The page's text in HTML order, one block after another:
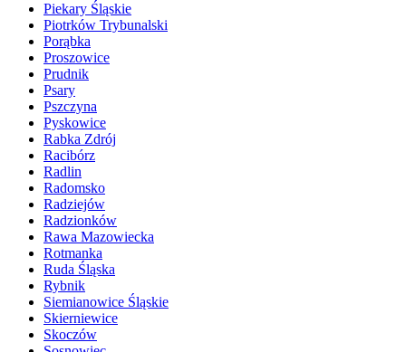
Piekary Śląskie
Piotrków Trybunalski
Porąbka
Proszowice
Prudnik
Psary
Pszczyna
Pyskowice
Rabka Zdrój
Racibórz
Radlin
Radomsko
Radziejów
Radzionków
Rawa Mazowiecka
Rotmanka
Ruda Śląska
Rybnik
Siemianowice Śląskie
Skierniewice
Skoczów